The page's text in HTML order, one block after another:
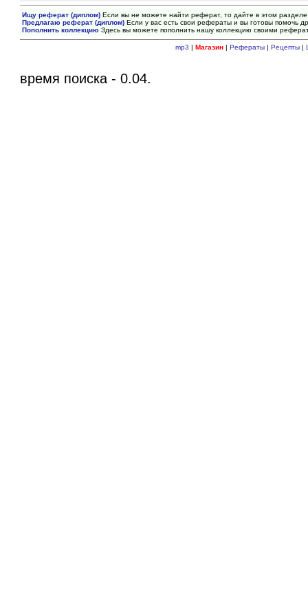
Ищу реферат (диплом) Если вы не можете найти реферат, то дайте в этом
Предлагаю реферат (диплом) Если у вас есть свои рефераты и вы готовы помочь
Пополнить коллекцию Здесь вы можете пополнить нашу коллекцию своими
mp3 | Магазин| Рефераты| Рецепты|
время поиска - 0.04.